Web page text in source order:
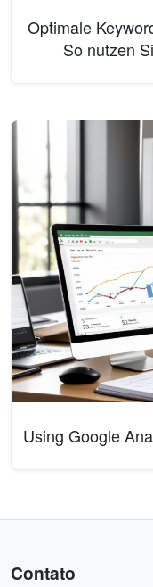
Optimale
So nutzen
Using Google
Contato